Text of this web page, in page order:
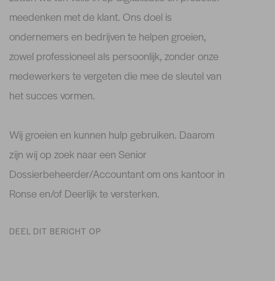
meedenken met de klant. Ons doel is
ondernemers en bedrijven te helpen groeien,
zowel professioneel als persoonlijk, zonder onze
medewerkers te vergeten die mee de sleutel van
het succes vormen.
Wij groeien en kunnen hulp gebruiken. Daarom
zijn wij op zoek naar een Senior
Dossierbeheerder/Accountant om ons kantoor in
Ronse en/of Deerlijk te versterken.
DEEL DIT BERICHT OP